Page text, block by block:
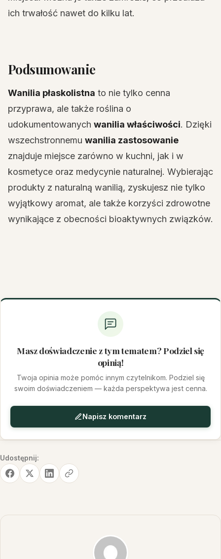
ich trwałość nawet do kilku lat.
Podsumowanie
Wanilia płaskolistna to nie tylko cenna
przyprawa, ale także roślina o
udokumentowanych wanilia właściwości. Dzięki
wszechstronnemu wanilia zastosowanie
znajduje miejsce zarówno w kuchni, jak i w
kosmetyce oraz medycynie naturalnej. Wybierając
produkty z naturalną wanilią, zyskujesz nie tylko
wyjątkowy aromat, ale także korzyści zdrowotne
wynikające z obecności bioaktywnych związków.
Masz doświadczenie z tym tematem? Podziel się
opinią!
Twoja opinia może pomóc innym czytelnikom. Podziel się
swoim doświadczeniem — każda perspektywa jest cenna.
Napisz komentarz
Udostępnij: